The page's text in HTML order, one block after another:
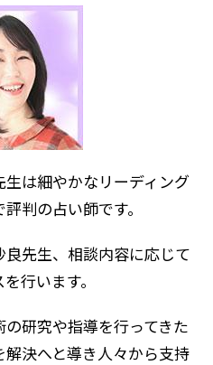
生は細やかなリーディング
判の占い師です。
先生、相談内容に応じて
行います。
研究や指導を行ってきた
決へと導き人々から支持